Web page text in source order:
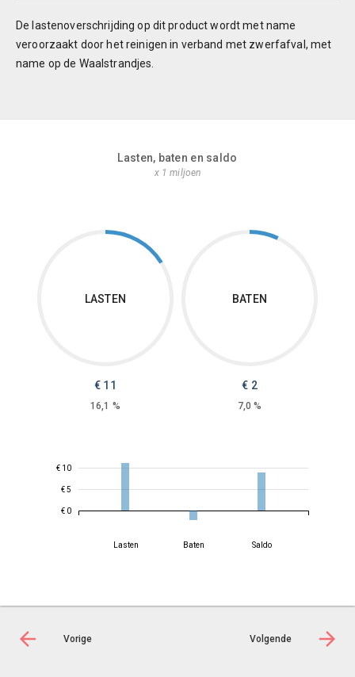
De lastenoverschrijding op dit product wordt met name
veroorzaakt door het reinigen in verband met zwerfafval, met
name op de Waalstrandjes.
Lasten, baten en saldo
x 1 miljoen
LASTEN
€ 11
16,1 %
BATEN
€ 2
7,0 %
€ 0
€ 5
€ 10
Lasten Baten Saldo
Vorige Volgende